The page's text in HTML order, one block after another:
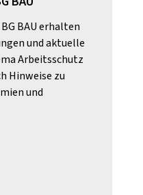
BAU erhalten
und aktuelle
Arbeitsschutz
Hinweise zu
und